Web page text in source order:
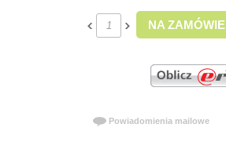
NA
Powiadomienia mailowe